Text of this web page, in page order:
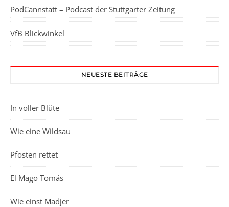
PodCannstatt – Podcast der Stuttgarter Zeitung
VfB Blickwinkel
NEUESTE BEITRÄGE
In voller Blüte
Wie eine Wildsau
Pfosten rettet
El Mago Tomás
Wie einst Madjer